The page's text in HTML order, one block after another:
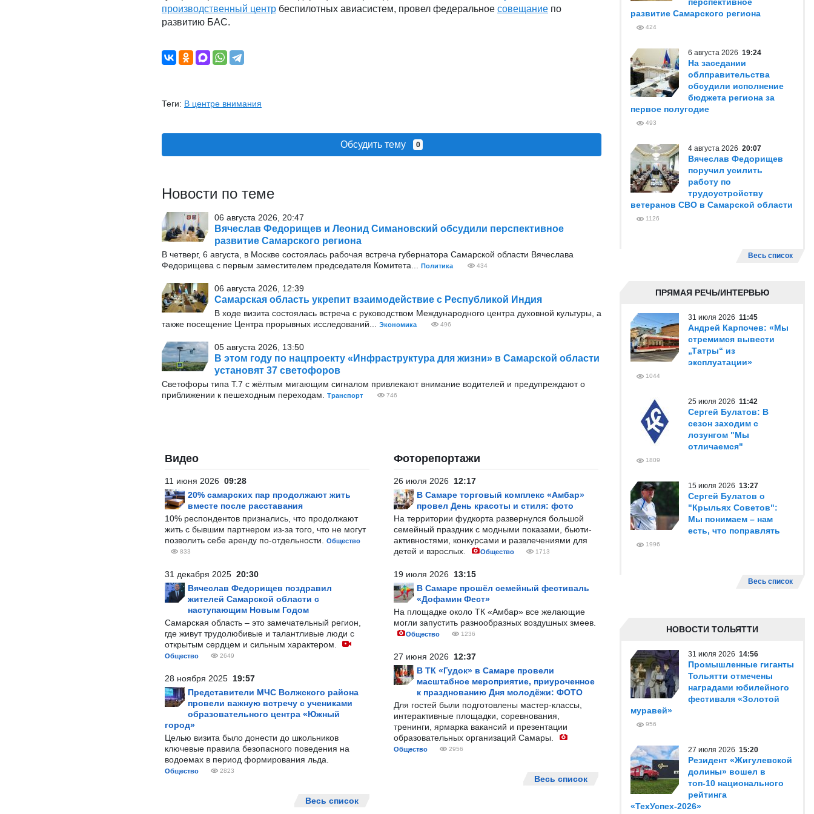
производственный центр беспилотных авиасистем, провел федеральное совещание по
развитию БАС.
Теги: В центре внимания
Обсудить тему 0
Новости по теме
06 августа 2026, 20:47
Вячеслав Федорищев и Леонид Симановский обсудили перспективное
развитие Самарского региона
В четверг, 6 августа, в Москве состоялась рабочая встреча губернатора Самарской области Вячеслава
Федорищева с первым заместителем председателя Комитета...
Политика 434
06 августа 2026, 12:39
Самарская область укрепит взаимодействие с Республикой Индия
В ходе визита состоялась встреча с руководством Международного центра духовной культуры, а
также посещение Центра прорывных исследований...
Экономика 496
05 августа 2026, 13:50
В этом году по нацпроекту «Инфраструктура для жизни» в Самарской области
установят 37 светофоров
Светофоры типа Т.7 с жёлтым мигающим сигналом привлекают внимание водителей и предупреждают о
приближении к пешеходным переходам.
Транспорт 746
Видео
11 июня 2026 09:28
20% самарских пар продолжают жить
вместе после расставания
10% респондентов признались, что продолжают
жить с бывшим партнером из-за того, что не могут
позволить себе аренду по-отдельности.
Общество
833
31 декабря 2025 20:30
Вячеслав Федорищев поздравил
жителей Самарской области с
наступающим Новым Годом
Самарская область – это замечательный регион,
где живут трудолюбивые и талантливые люди с
открытым сердцем и сильным характером.
Общество 2649
28 ноября 2025 19:57
Представители МЧС Волжского района
провели важную встречу с учениками
образовательного центра «Южный
город»
Целью визита было донести до школьников
ключевые правила безопасного поведения на
водоемах в период формирования льда.
Общество 2823
Весь список
Фоторепортажи
26 июля 2026 12:17
В Самаре торговый комплекс «Амбар»
провел День красоты и стиля: фото
На территории фудкорта развернулся большой
семейный праздник с модными показами, бьюти-
активностями, конкурсами и развлечениями для
детей и взрослых.
Общество 1713
19 июля 2026 13:15
В Самаре прошёл семейный фестиваль
«Дофамин Фест»
На площадке около ТК «Амбар» все желающие
могли запустить разнообразных воздушных змеев.
Общество 1236
27 июня 2026 12:37
В ТК «Гудок» в Самаре провели
масштабное мероприятие, приуроченное
к празднованию Дня молодёжи: ФОТО
Для гостей были подготовлены мастер-классы,
интерактивные площадки, соревнования,
тренинги, ярмарка вакансий и презентации
образовательных организаций Самары.
Общество 2956
Весь список
развитие Самарского региона
424
6 августа 2026 19:24
На заседании
облправительства
обсудили исполнение
бюджета региона за
первое полугодие
493
4 августа 2026 20:07
Вячеслав Федорищев
поручил усилить
работу по
трудоустройству
ветеранов СВО в Самарской области
1126
Весь список
ПРЯМАЯ РЕЧЬ/ИНТЕРВЬЮ
31 июля 2026 11:45
Андрей Карпочев: «Мы
стремимся вывести
„Татры“ из
эксплуатации»
1044
25 июля 2026 11:42
Сергей Булатов: В
сезон заходим с
лозунгом "Мы
отличаемся"
1809
15 июля 2026 13:27
Сергей Булатов о
"Крыльях Советов":
Мы понимаем – нам
есть, что поправлять
1996
Весь список
НОВОСТИ ТОЛЬЯТТИ
31 июля 2026 14:56
Промышленные гиганты
Тольятти отмечены
наградами юбилейного
фестиваля «Золотой
муравей»
956
27 июля 2026 15:20
Резидент «Жигулевской
долины» вошел в
топ-10 национального
рейтинга
«ТехУспех-2026»